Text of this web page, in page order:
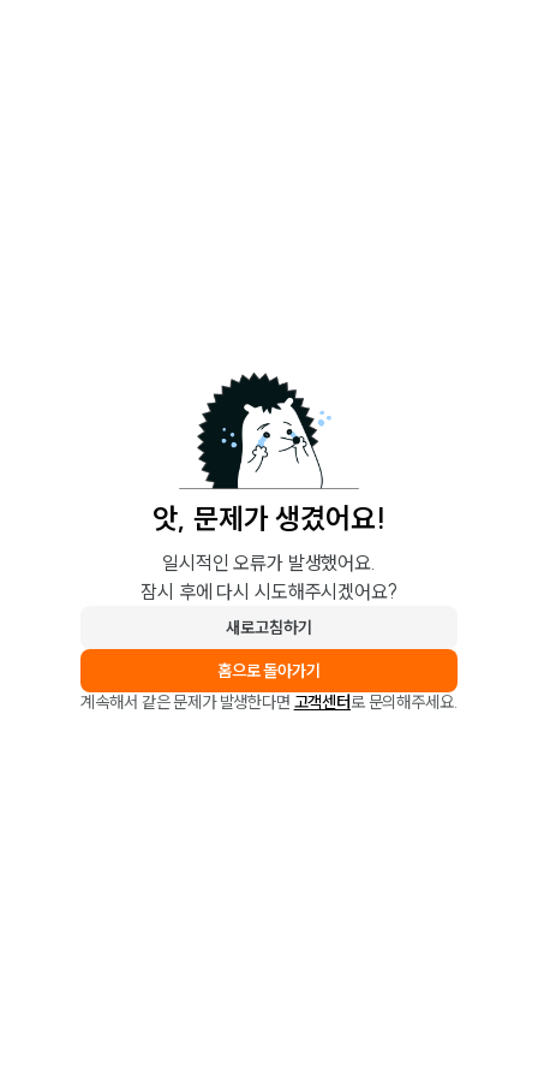
앗, 문제가 생겼어요!
일시적인 오류가 발생했어요.
잠시 후에 다시 시도해주시겠어요?
새로고침하기
홈으로 돌아가기
계속해서 같은 문제가 발생한다면 고객센터로 문의해주세요.